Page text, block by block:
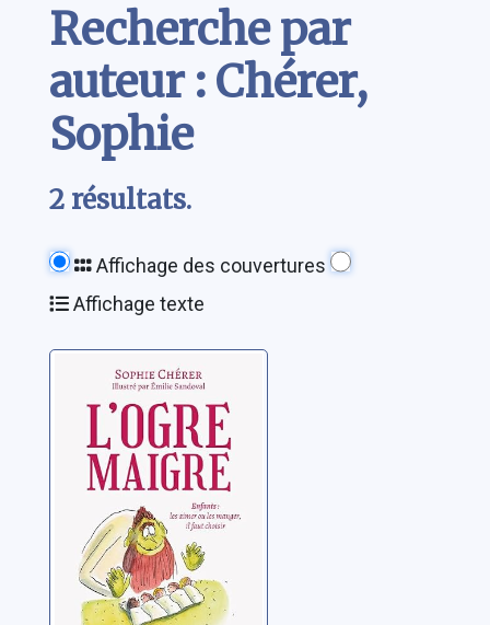
Recherche par
auteur : Chérer,
Sophie
2 résultats.
Affichage des couvertures
Affichage texte
L'ogre maigre
Chérer, Sophie